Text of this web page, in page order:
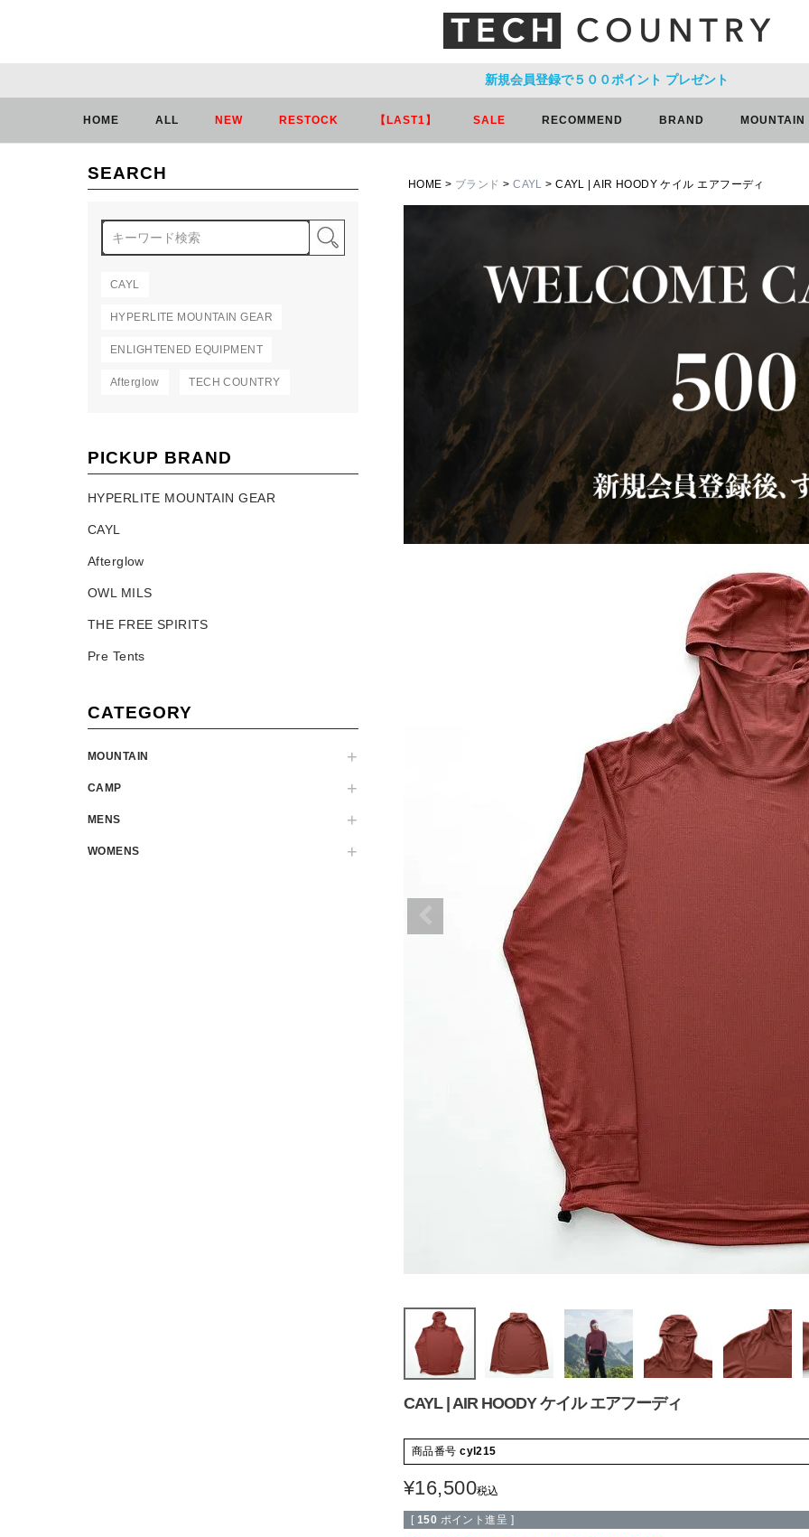
新規会員登録で５００ポイント プレゼント
HOME ALL NEW RESTOCK 【LAST1】 SALE RECOMMEND BRAND MOUNTAIN
SEARCH
CAYL
HYPERLITE MOUNTAIN GEAR
ENLIGHTENED EQUIPMENT
Afterglow TECH COUNTRY
PICKUP BRAND
HYPERLITE MOUNTAIN GEAR
CAYL
Afterglow
OWL MILS
THE FREE SPIRITS
Pre Tents
CATEGORY
MOUNTAIN
CAMP
MENS
WOMENS
HOME ブランド CAYL CAYL | AIR HOODY ケイル エアフーディ
CAYL | AIR HOODY ケイル エアフーディ
商品番号 cyl215
¥16,500税込
[ 150 ポイント進呈 ]